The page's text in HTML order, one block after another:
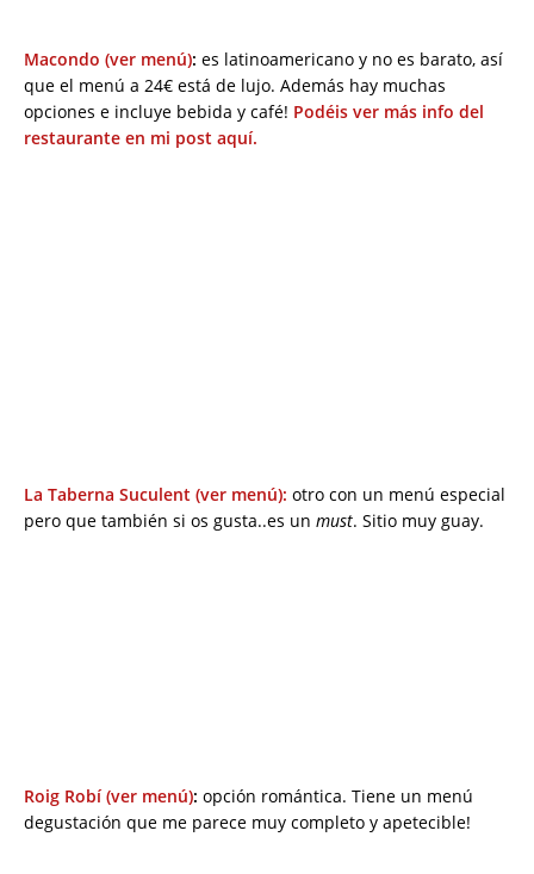
Macondo (ver menú): es latinoamericano y no es barato, así
que el menú a 24€ está de lujo. Además hay muchas
opciones e incluye bebida y café! Podéis ver más info del
restaurante en mi post aquí.
La Taberna Suculent (ver menú): otro con un menú especial
pero que también si os gusta..es un must. Sitio muy guay.
Roig Robí (ver menú): opción romántica. Tiene un menú
degustación que me parece muy completo y apetecible!